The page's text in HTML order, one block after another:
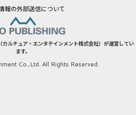
報の外部送信について
ルチュア・エンタテインメント株式会社）が運営してい
ます。
Co.,Ltd. All Rights Reserved.